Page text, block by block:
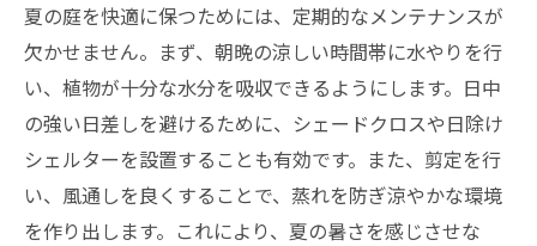
夏の庭を快適に保つためには、定期的なメンテナンスが
欠かせません。まず、朝晩の涼しい時間帯に水やりを行
い、植物が十分な水分を吸収できるようにします。日中
の強い日差しを避けるために、シェードクロスや日除け
シェルターを設置することも有効です。また、剪定を行
い、風通しを良くすることで、蒸れを防ぎ涼やかな環境
を作り出します。これにより、夏の暑さを感じさせな